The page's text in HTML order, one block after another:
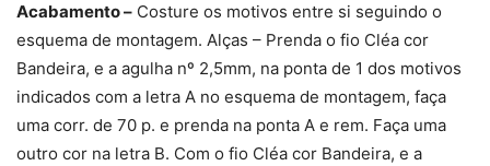
Acabamento – Costure os motivos entre si seguindo o
esquema de montagem. Alças – Prenda o fio Cléa cor
Bandeira, e a agulha nº 2,5mm, na ponta de 1 dos motivos
indicados com a letra A no esquema de montagem, faça
uma corr. de 70 p. e prenda na ponta A e rem. Faça uma
outro cor na letra B. Com o fio Cléa cor Bandeira, e a